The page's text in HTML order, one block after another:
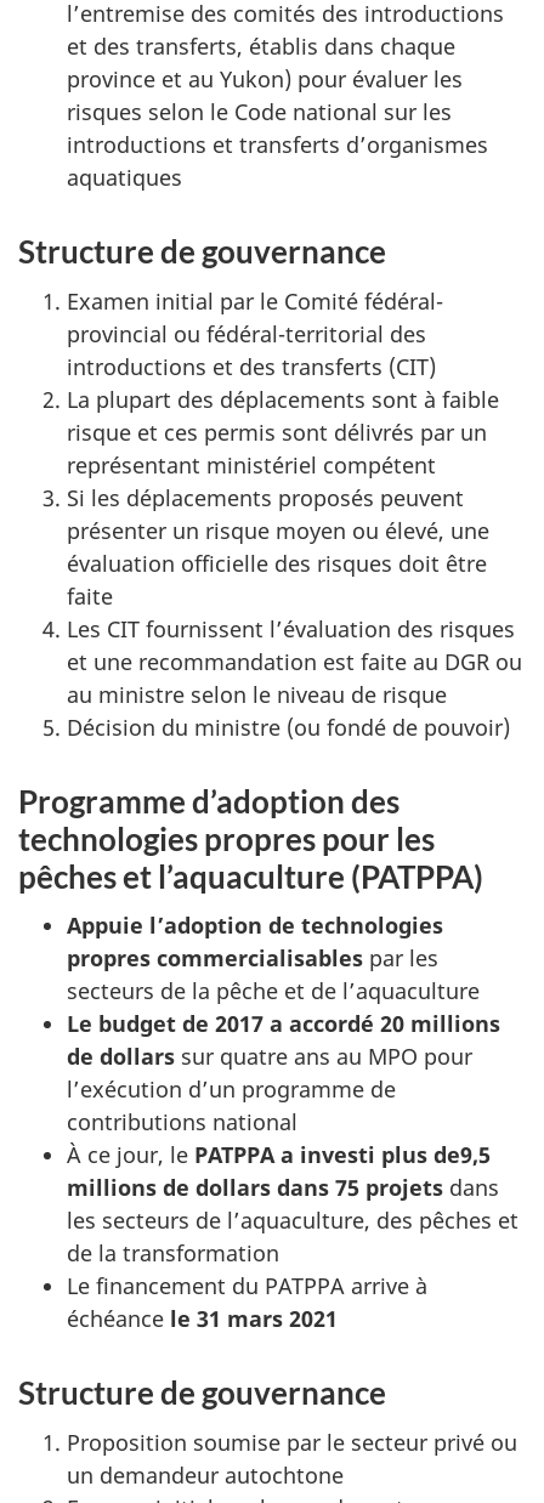
l’entremise des comités des introductions
et des transferts, établis dans chaque
province et au Yukon) pour évaluer les
risques selon le Code national sur les
introductions et transferts d’organismes
aquatiques
Structure de gouvernance
Examen initial par le Comité fédéral-
provincial ou fédéral-territorial des
introductions et des transferts (CIT)
La plupart des déplacements sont à faible
risque et ces permis sont délivrés par un
représentant ministériel compétent
Si les déplacements proposés peuvent
présenter un risque moyen ou élevé, une
évaluation officielle des risques doit être
faite
Les CIT fournissent l’évaluation des risques
et une recommandation est faite au DGR ou
au ministre selon le niveau de risque
Décision du ministre (ou fondé de pouvoir)
Programme d’adoption des
technologies propres pour les
pêches et l’aquaculture (PATPPA)
Appuie l’adoption de technologies
propres commercialisables par les
secteurs de la pêche et de l’aquaculture
Le budget de 2017 a accordé 20 millions
de dollars sur quatre ans au MPO pour
l’exécution d’un programme de
contributions national
À ce jour, le PATPPA a investi plus de9,5
millions de dollars dans 75 projets dans
les secteurs de l’aquaculture, des pêches et
de la transformation
Le financement du PATPPA arrive à
échéance le 31 mars 2021
Structure de gouvernance
Proposition soumise par le secteur privé ou
un demandeur autochtone